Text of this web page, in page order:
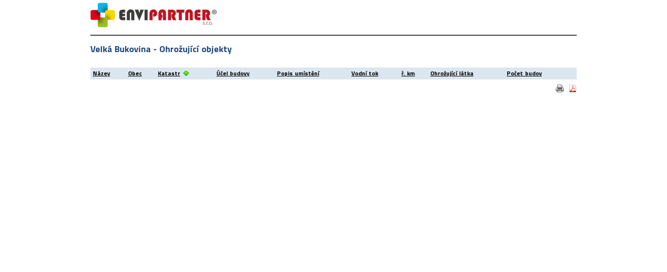
Velká Bukovina - Ohrožující objekty
Název Obec Katastr Účel budovy Popis umístění Vodní tok ř. km Ohrožující látka Počet budov